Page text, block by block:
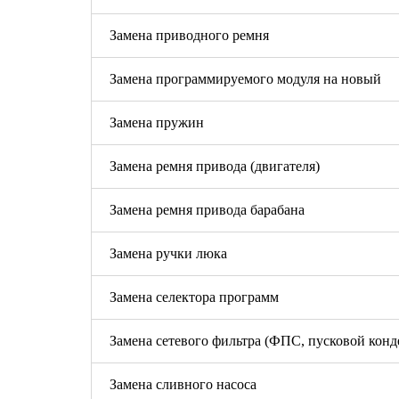
Замена приводного ремня
Замена программируемого модуля на новый
Замена пружин
Замена ремня привода (двигателя)
Замена ремня привода барабана
Замена ручки люка
Замена селектора программ
Замена сетевого фильтра (ФПС, пусковой
Замена сливного насоса